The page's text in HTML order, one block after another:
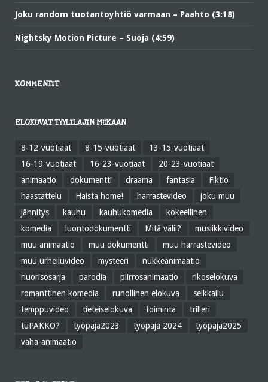
Joku random tuotantoyhtiö varmaan – Paahto (3:18)
Nightsky Motion Picture – Suoja (4:59)
KOMMENTIT
ELOKUVAT TYYLILAJIN MUKAAN
8-12-vuotiaat 8-15-vuotiaat
13-15-vuotiaat
16-19-vuotiaat
16-23-vuotiaat
20-23-vuotiaat
animaatio
dokumentti draama fantasia
Fiktio
haastattelu
Haista home! harrastevideo
joku muu
jännitys
kauhu kauhukomedia
kokeellinen
komedia
luontodokumentti Mitä välii?
musiikkivideo
muu animaatio
muu dokumentti
muu harrastevideo
muu urheiluvideo
mysteeri
nukkeanimaatio
nuorisosarja
parodia piirrosanimaatio
rikoselokuva
romanttinen komedia
runollinen elokuva
seikkailu
temppuvideo
tieteiselokuva toiminta
trilleri
tuPAKKO?
työpaja2023 työpaja 2024
työpaja2025
vaha-animaatio